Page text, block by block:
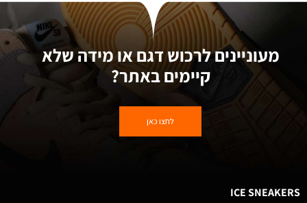
מעוניינים לרכוש דגם או מידה שלא
קיימים באתר?
לחצו כאן
ICE SNEAKERS